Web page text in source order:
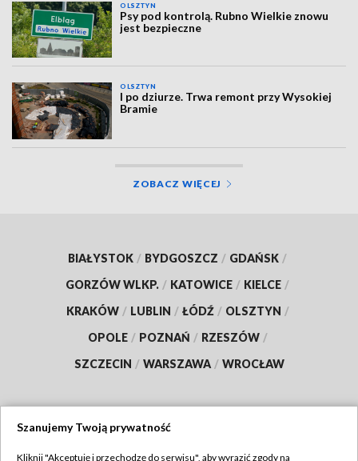
OLSZTYN
Psy pod kontrolą. Rubno Wielkie znowu
jest bezpieczne
OLSZTYN
I po dziurze. Trwa remont przy Wysokiej
Bramie
ZOBACZ WIĘCEJ
BIAŁYSTOK / BYDGOSZCZ / GDAŃSK /
GORZÓW WLKP. / KATOWICE / KIELCE /
KRAKÓW / LUBLIN / ŁÓDŹ / OLSZTYN /
OPOLE / POZNAŃ / RZESZÓW /
SZCZECIN / WARSZAWA / WROCŁAW
Szanujemy Twoją prywatność
Kliknij "Akceptuję i przechodzę do serwisu", aby wyrazić zgody na